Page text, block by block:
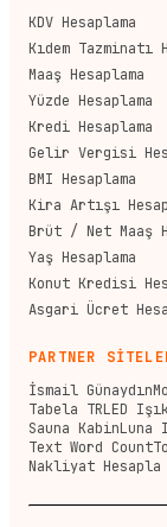
KDV Hesaplama
Kıdem Tazminatı
Maaş Hesaplama
Yüzde Hesaplama
Kredi Hesaplama
Gelir Vergisi
BMI Hesaplama
Kira Artışı
Brüt / Net Maaş
Yaş Hesaplama
Konut Kredisi
Asgari Ücret
PARTNER
İsmail Günaydın
Tabela TRLED
Sauna KabinLuna
Text Word Count
Nakliyat Hesapla